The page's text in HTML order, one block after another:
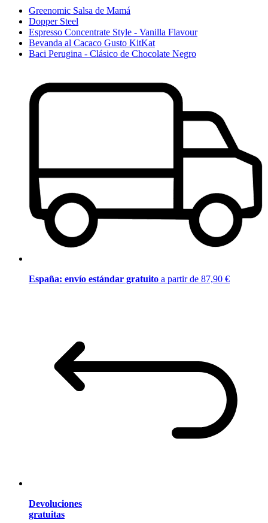
Greenomic Salsa de Mamá
Dopper Steel
Espresso Concentrate Style - Vanilla Flavour
Bevanda al Cacaco Gusto KitKat
Baci Perugina - Clásico de Chocolate Negro
España: envío estándar gratuito a partir de 87,90 €
Devoluciones
gratuitas